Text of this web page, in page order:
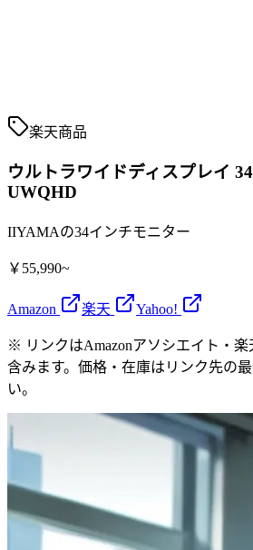
楽天商品
ウルトラワイドディスプレイ
UWQHD
IIYAMAの34インチモニター
￥55,990~
Amazon 楽天 Yahoo!
※ リンクはAmazonアソシエイト・
含みます。価格・在庫はリンク先の
い。